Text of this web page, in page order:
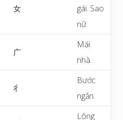
女
gái. Sao
nữ.
广
Mái
nhà.
彳
Bước
ngắn.
Lông